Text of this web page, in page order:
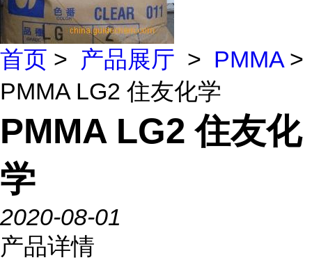
首页 > 产品展厅 > PMMA >
PMMA LG2 住友化学
PMMA LG2 住友化
学
2020-08-01
产品详情